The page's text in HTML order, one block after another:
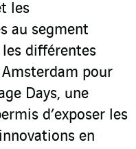
les
au segment
différentes
pour
Days, une
d’exposer les
en